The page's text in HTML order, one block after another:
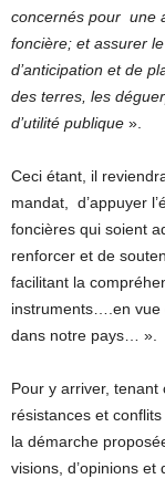
concernés pour une
foncière; et assurer
d’anticipation et de
des terres, les
d’utilité publique ».
Ceci étant, il
mandat, d’appuyer
foncières qui soient
renforcer et de
facilitant la
instruments….en vue
dans notre pays… ».
Pour y arriver,
résistances et
la démarche
visions, d’opinions et